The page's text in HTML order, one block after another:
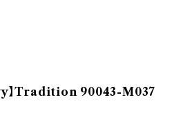
】Tradition 90043-M037